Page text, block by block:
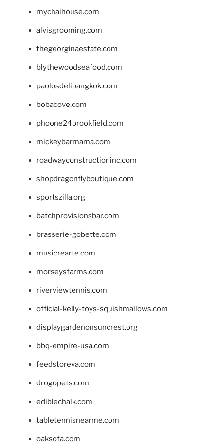
mychaihouse.com
alvisgrooming.com
thegeorginaestate.com
blythewoodseafood.com
paolosdelibangkok.com
bobacove.com
phoone24brookfield.com
mickeybarmama.com
roadwayconstructioninc.com
shopdragonflyboutique.com
sportszilla.org
batchprovisionsbar.com
brasserie-gobette.com
musicrearte.com
morseysfarms.com
riverviewtennis.com
official-kelly-toys-squishmallows.com
displaygardenonsuncrest.org
bbq-empire-usa.com
feedstoreva.com
drogopets.com
ediblechalk.com
tabletennisnearme.com
oaksofa.com